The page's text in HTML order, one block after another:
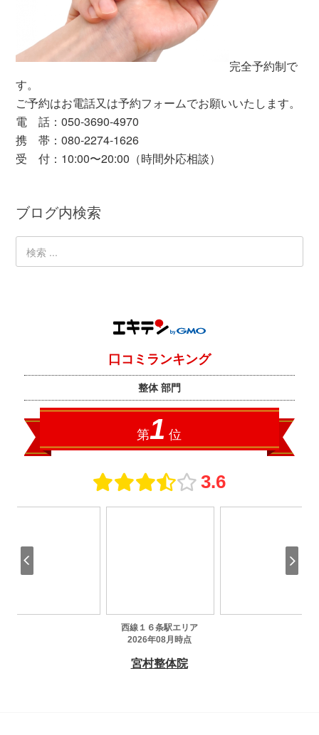
完全予約制で
す。
ご予約はお電話又は予約フォームでお願いいたします。
電 話：050-3690-4970
携 帯：080-2274-1626
受 付：10:00〜20:00（時間外応相談）
ブログ内検索